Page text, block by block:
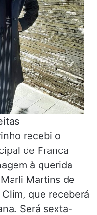
recebi o
de Franca
à querida
Martins de
que receberá
Será sexta-